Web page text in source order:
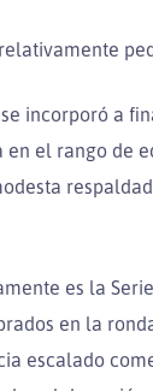
incorporó a
el rango de
es la
en la
escalado